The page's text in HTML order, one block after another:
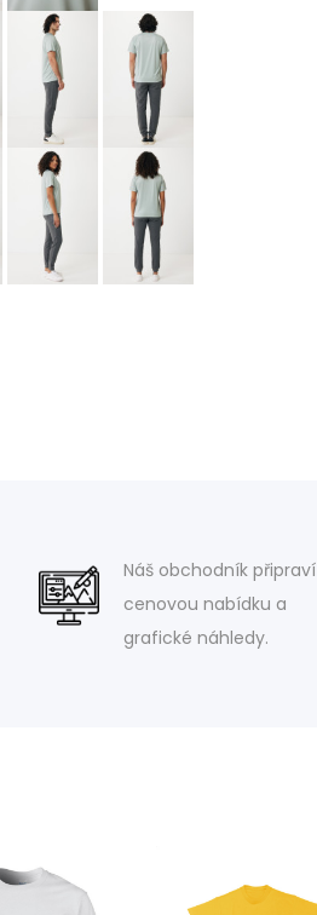
Náš obchodník připraví
cenovou nabídku a
grafické náhledy.